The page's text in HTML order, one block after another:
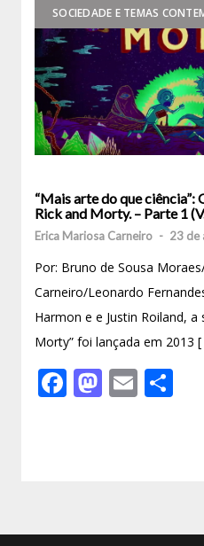
SOCIEDADE E TEMAS
“Mais arte do que
Rick and Morty. – Parte 1
Erica Mariosa Carneiro - 23 de
Por: Bruno de Sousa
Carneiro/Leonardo
Harmon e e Justin Roiland, a
Morty” foi lançada em 2013
Facebook
Email